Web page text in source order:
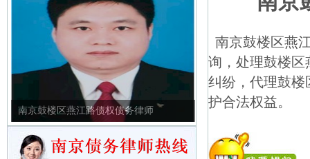
南京鼓楼区燕江路债权债务律师
南京鼓楼区燕
询，处理鼓楼区
纠纷，代理鼓楼
护合法权益。